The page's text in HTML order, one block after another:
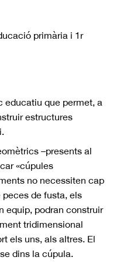
primària i 1r
educatiu que permet, a
estructures
–presents al
«cúpules
no necessiten cap
peces de fusta, els
equip, podran construir
tridimensional
els uns, als altres. El
dins la cúpula.